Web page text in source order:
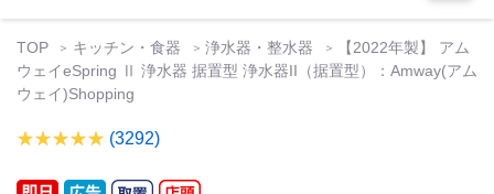
TOP キッチン・食器 浄水器・整水器
【2022年製】 アム
ウェイeSpring Ⅱ 浄水器 据置型 浄水器II（据置型）：Amway(アム
ウェイ)Shopping
(3292)